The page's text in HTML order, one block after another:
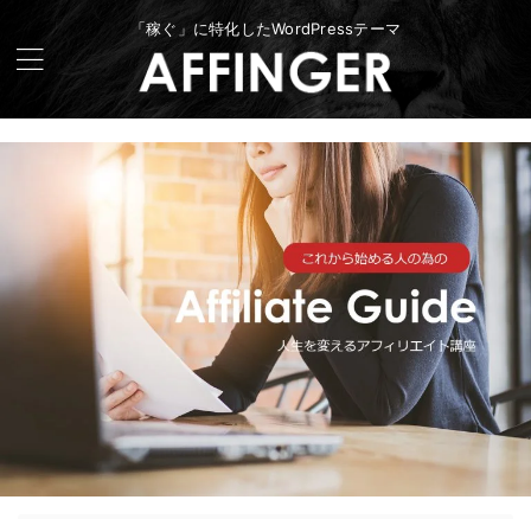
「稼ぐ」に特化したWordPressテーマ